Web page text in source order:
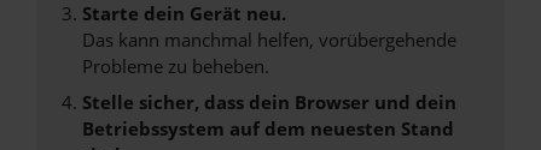
Starte dein Gerät neu.
Das kann manchmal helfen, vorübergehende
Probleme zu beheben.
Stelle sicher, dass dein Browser und dein
Betriebssystem auf dem neuesten Stand